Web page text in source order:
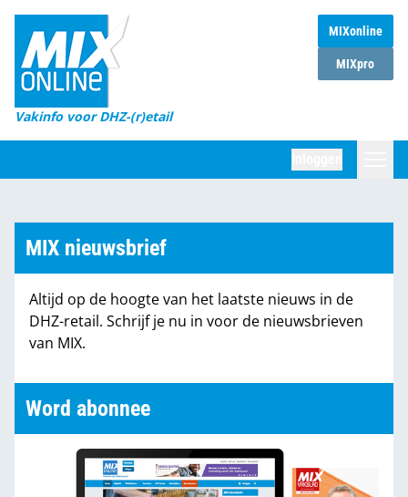
MIXonline
MIXpro
Vakinfo voor DHZ-(r)etail
Home
Magazines
DHZ Sessie
Marktcijfers
Partners
MIX nieuwsbrief
Altijd op de hoogte van het laatste nieuws in de
DHZ-retail. Schrijf je nu in voor de nieuwsbrieven
van MIX.
Word abonnee